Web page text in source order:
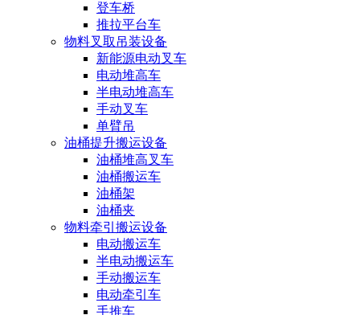
登车桥
推拉平台车
物料叉取吊装设备
新能源电动叉车
电动堆高车
半电动堆高车
手动叉车
单臂吊
油桶提升搬运设备
油桶堆高叉车
油桶搬运车
油桶架
油桶夹
物料牵引搬运设备
电动搬运车
半电动搬运车
手动搬运车
电动牵引车
手推车